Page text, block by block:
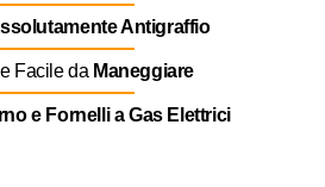
Antigraffio
e Facile da Maneggiare
e Fornelli a Gas Elettrici